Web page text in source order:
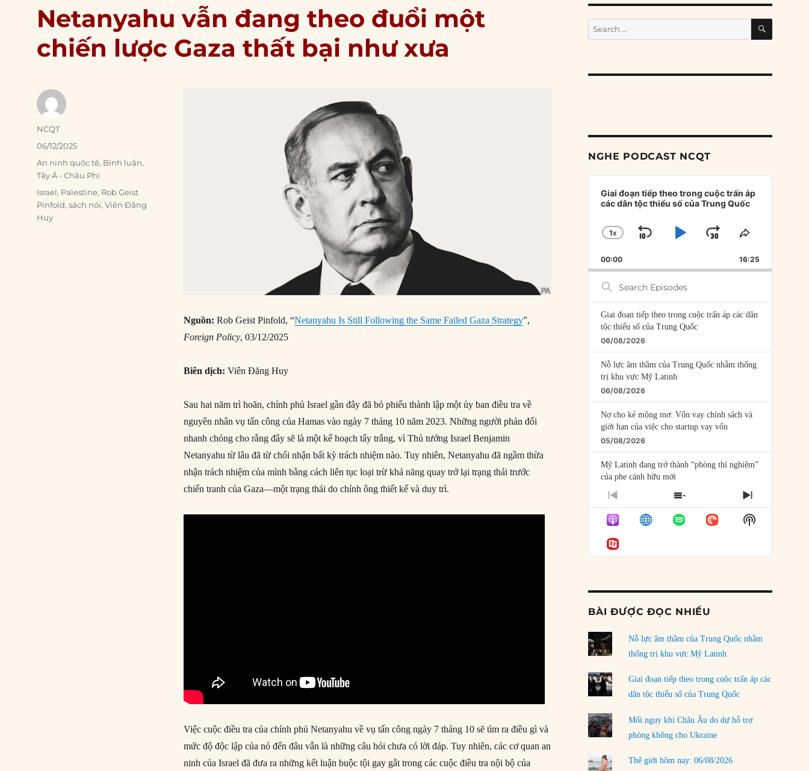
Netanyahu vẫn đang theo đuổi một
chiến lược Gaza thất bại như xưa
Nguồn:Rob Geist Pinfold, “Netanyahu Is Still Following the Same Failed Gaza Strategy”,
Foreign Policy, 03/12/2025
Biên dịch:Viên Đăng Huy
Sau hai năm trì hoãn, chính phủ Israel gần đây đã bỏ phiếu thành lập một ủy ban điều tra về
nguyên nhân vụ tấn công của Hamas vào ngày 7 tháng 10 năm 2023. Những người phản đối
nhanh chóng cho rằng đây sẽ là một kế hoạch tẩy trắng, vì Thủ tướng Israel Benjamin
Netanyahu từ lâu đã từ chối nhận bất kỳ trách nhiệm nào. Tuy nhiên, Netanyahu đã ngầm thừa
nhận trách nhiệm của mình bằng cách liên tục loại trừ khả năng quay trở lại trạng thái trước
chiến tranh của Gaza—một trạng thái do chính ông thiết kế và duy trì.
Việc cuộc điều tra của chính phủ Netanyahu về vụ tấn công ngày 7 tháng 10 sẽ tìm ra điều gì và
mức độ độc lập của nó đến đâu vẫn là những câu hỏi chưa có lời đáp. Tuy nhiên, các cơ quan an
ninh của Israel đã đưa ra những kết luận buộc tội gay gắt trong các cuộc điều tra nội bộ của
Author
NCQT
Posted
06/12/2025
Categories
An ninh quốc tế, Bình luận,
Tây Á - Châu Phi
Tags
Israel, Palestine, Rob Geist
Pinfold,sách nói,Viên Đăng
Huy
Search
for:
SEARCH
NGHE PODCAST NCQT
Audio
Player
Giai đoạn tiếp theo trong cuộc trấn áp
các dân tộc thiểu số của Trung Quốc
CHANGE
RATE
1X
SKIP
BACKWARD
PLAYJUMP
FORWARD
SHARE
EPISODE
00:00 16:25
Search
Episodes
Giai đoạn tiếp theo trong cuộc trấn áp các dân
tộc thiểu số của Trung Quốc
06/08/2026
Nỗ lực âm thầm của Trung Quốc nhằm thống
trị khu vực Mỹ Latinh
06/08/2026
Nợ cho kẻ mộng mơ: Vốn vay chính sách và
giới hạn của việc cho startup vay vốn
05/08/2026
Mỹ Latinh đang trở thành “phòng thí nghiệm”
của phe cánh hữu mới
04/08/2026
Tại sao Trung Quốc phủ nhận cuộc gặp với
Ngoại trưởng Nhật Bản?
04/08/2026
03/08/2026
Đặt cược vào thất bại: Các quỹ đầu tư mạo
rủi ro
02/08/2026
Làm thế nào để kết thúc Chiến tranh Iran?
01/08/2026
Chiến lược kế tiếp của Bắc Kinh ở Biển Đông
31/07/2026
Trật tự thế giới mới: Các nước nhỏ sẽ luôn
phải chịu đựng?
PREVIOUS
EPISODE
SHOW
EPISODES
LIST
NEXT
EPISODE
Show
Podcast
BÀI ĐƯỢC ĐỌC NHIỀU
Nỗ lực âm thầm của Trung Quốc nhằm
thống trị khu vực Mỹ Latinh
Giai đoạn tiếp theo trong cuộc trấn áp các
dân tộc thiểu số của Trung Quốc
Mối nguy khi Châu Âu do dự hỗ trợ
phòng không cho Ukraine
Thế giới hôm nay: 06/08/2026